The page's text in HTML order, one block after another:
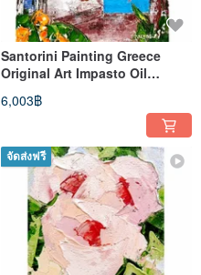
Santorini Painting Greece
Original Art Impasto Oil
painting 12x10 Greece
6,003฿
จัดส่งฟรี